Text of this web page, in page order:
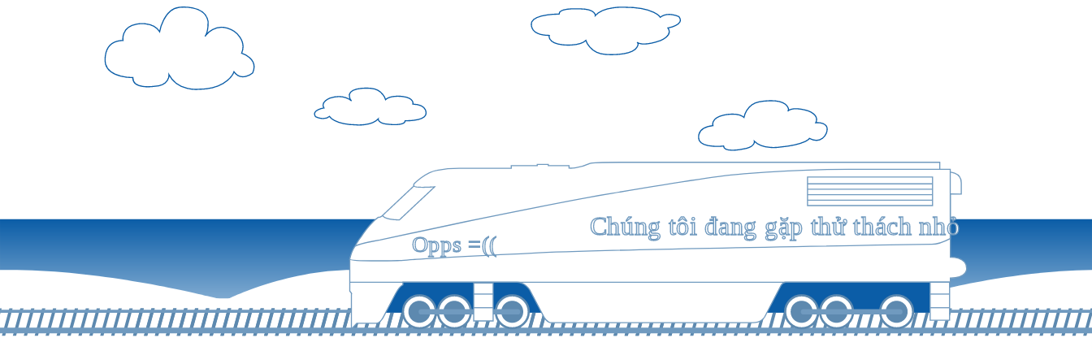
Opps =((
Chúng tôi đang gặp thử thách nhỏ